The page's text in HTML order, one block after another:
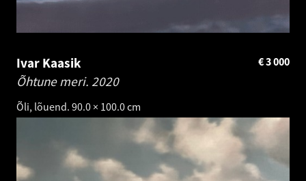
Ivar Kaasik
Õhtune meri. 2020
Õli, lõuend. 90.0 × 100.0 cm
3 000
€